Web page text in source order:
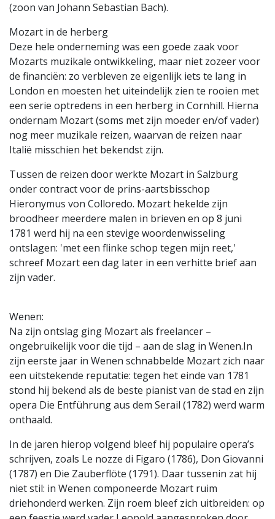
(zoon van Johann Sebastian Bach).
Mozart in de herberg
Deze hele onderneming was een goede zaak voor
Mozarts muzikale ontwikkeling, maar niet zozeer voor
de financiën: zo verbleven ze eigenlijk iets te lang in
London en moesten het uiteindelijk zien te rooien met
een serie optredens in een herberg in Cornhill. Hierna
ondernam Mozart (soms met zijn moeder en/of vader)
nog meer muzikale reizen, waarvan de reizen naar
Italië misschien het bekendst zijn.
Tussen de reizen door werkte Mozart in Salzburg
onder contract voor de prins-aartsbisschop
Hieronymus von Colloredo. Mozart hekelde zijn
broodheer meerdere malen in brieven en op 8 juni
1781 werd hij na een stevige woordenwisseling
ontslagen: 'met een flinke schop tegen mijn reet,'
schreef Mozart een dag later in een verhitte brief aan
zijn vader.
Wenen:
Na zijn ontslag ging Mozart als freelancer –
ongebruikelijk voor die tijd – aan de slag in Wenen.In
zijn eerste jaar in Wenen schnabbelde Mozart zich naar
een uitstekende reputatie: tegen het einde van 1781
stond hij bekend als de beste pianist van de stad en zijn
opera Die Entführung aus dem Serail (1782) werd warm
onthaald.
In de jaren hierop volgend bleef hij populaire opera’s
schrijven, zoals Le nozze di Figaro (1786), Don Giovanni
(1787) en Die Zauberflöte (1791). Daar tussenin zat hij
niet stil: in Wenen componeerde Mozart ruim
driehonderd werken. Zijn roem bleef zich uitbreiden: op